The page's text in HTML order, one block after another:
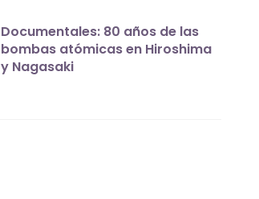
Documentales: 80 años de las
bombas atómicas en Hiroshima
y Nagasaki